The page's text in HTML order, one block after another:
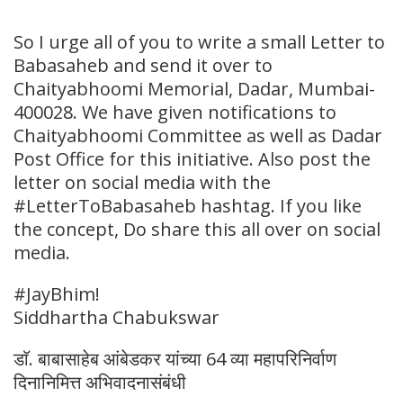
So I urge all of you to write a small Letter to
Babasaheb and send it over to
Chaityabhoomi Memorial, Dadar, Mumbai-
400028. We have given notifications to
Chaityabhoomi Committee as well as Dadar
Post Office for this initiative. Also post the
letter on social media with the
#LetterToBabasaheb hashtag. If you like
the concept, Do share this all over on social
media.
#JayBhim!
Siddhartha Chabukswar
डाॅ. बाबासाहेब आंबेडकर यांच्या 64 व्या महापरिनिर्वाण
दिनानिमित्त अभिवादनासंबंधी